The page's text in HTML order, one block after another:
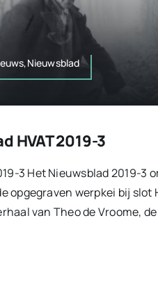
HVAT 2019-3
3 Het Nieuwsblad 2019-3
opgegraven werpkei bij
van Theo de Vroome,